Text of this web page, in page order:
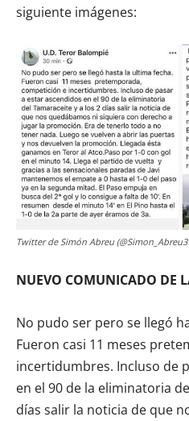
siguiente imágenes:
Twitter de Simón Abreu
NUEVO COMUNICADO DE
No pudo ser pero se llegó
Fueron casi 11 meses
incertidumbres. Incluso de
en el 90 de la eliminatoria
días salir la noticia de que